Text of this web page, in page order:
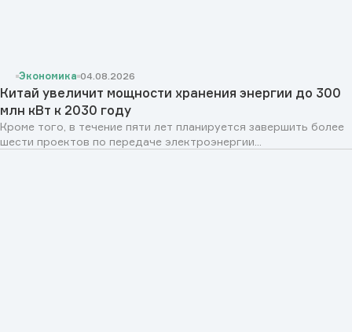
Экономика 04.08.2026
Китай увеличит мощности хранения энергии до 300
млн кВт к 2030 году
Кроме того, в течение пяти лет планируется завершить более
шести проектов по передаче электроэнергии...